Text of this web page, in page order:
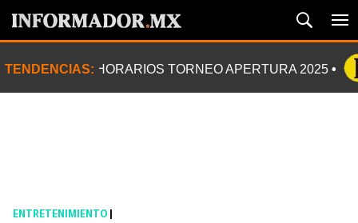
TENDENCIAS: HORARIOS TORNEO APERTURA 2025
ENTRETENIMIENTO